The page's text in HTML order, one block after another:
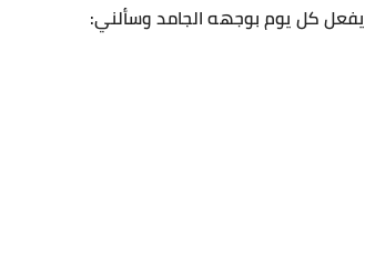
كل يوم بوجهه الجامد وسألني: